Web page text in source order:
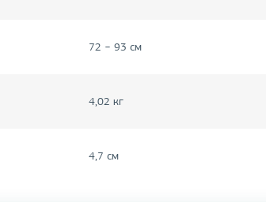
72 − 93 см
4,02 кг
4,7 см